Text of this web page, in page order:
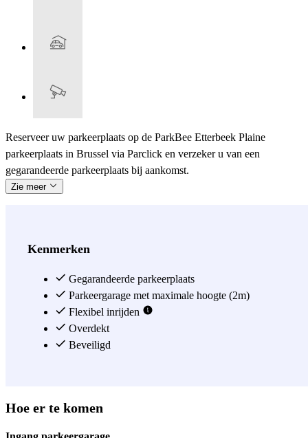
Reserveer uw parkeerplaats op de ParkBee Etterbeek Plaine
parkeerplaats in Brussel via Parclick en verzeker u van een
gegarandeerde parkeerplaats bij aankomst.
Zie meer
Kenmerken
Gegarandeerde parkeerplaats
Parkeergarage met maximale hoogte (2m)
Flexibel inrijden
Overdekt
Beveiligd
Hoe er te komen